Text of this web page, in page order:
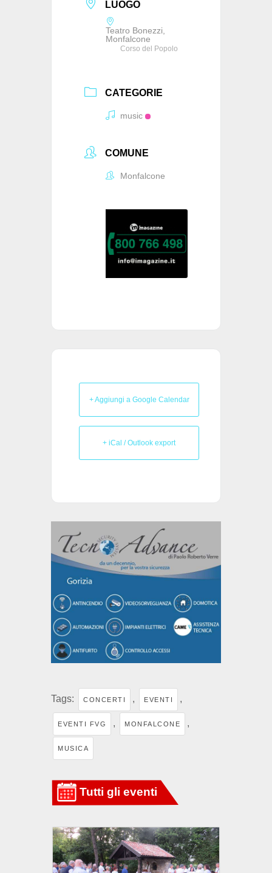
LUOGO
Teatro Bonezzi,
Monfalcone
Corso del Popolo
CATEGORIE
music
COMUNE
Monfalcone
+ Aggiungi a Google Calendar
+ iCal / Outlook export
Tags: CONCERTI , EVENTI ,
EVENTI FVG , MONFALCONE ,
MUSICA